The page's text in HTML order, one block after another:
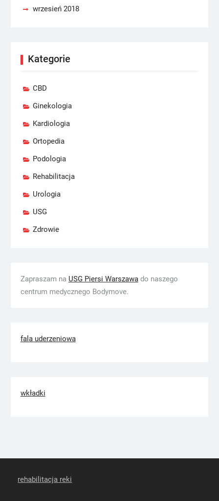
wrzesień 2018
Kategorie
CBD
Ginekologia
Kardiologia
Ortopedia
Podologia
Rehabilitacja
Urologia
USG
Zdrowie
Zapraszam na USG Piersi Warszawado naszego
centrum medycznego Bodymove.
fala uderzeniowa
wkładki
rehabilitacja reki